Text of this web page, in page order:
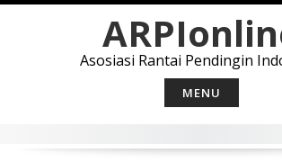
Asosiasi Rantai Pendingin
MENU